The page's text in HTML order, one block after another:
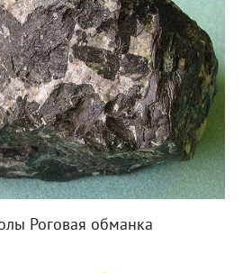
Роговая обманка